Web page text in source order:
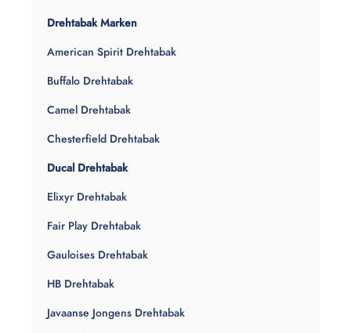
Drehtabak Marken
American Spirit Drehtabak
Buffalo Drehtabak
Camel Drehtabak
Chesterfield Drehtabak
Ducal Drehtabak
Elixyr Drehtabak
Fair Play Drehtabak
Gauloises Drehtabak
HB Drehtabak
Javaanse Jongens Drehtabak